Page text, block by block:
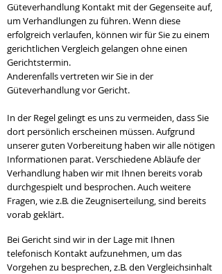
Güteverhandlung Kontakt mit der Gegenseite auf,
um Verhandlungen zu führen. Wenn diese
erfolgreich verlaufen, können wir für Sie zu einem
gerichtlichen Vergleich gelangen ohne einen
Gerichtstermin.
Anderenfalls vertreten wir Sie in der
Güteverhandlung vor Gericht.
In der Regel gelingt es uns zu vermeiden, dass Sie
dort persönlich erscheinen müssen. Aufgrund
unserer guten Vorbereitung haben wir alle nötigen
Informationen parat. Verschiedene Abläufe der
Verhandlung haben wir mit Ihnen bereits vorab
durchgespielt und besprochen. Auch weitere
Fragen, wie z.B. die Zeugniserteilung, sind bereits
vorab geklärt.
Bei Gericht sind wir in der Lage mit Ihnen
telefonisch Kontakt aufzunehmen, um das
Vorgehen zu besprechen, z.B. den Vergleichsinhalt